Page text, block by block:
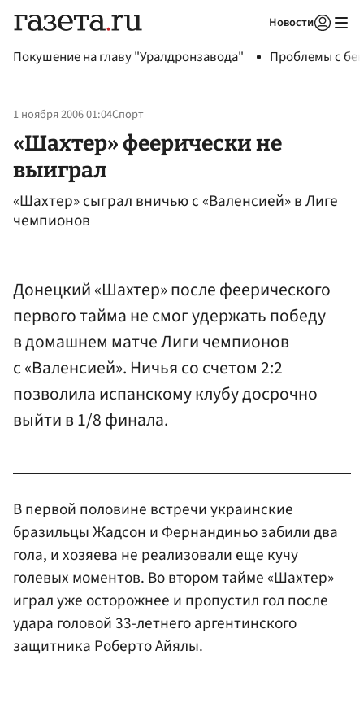
Новости
Покушение на главу "Уралдронзавода" Проблемы с
1 ноября 2006 01:04Спорт
«Шахтер» феерически не
выиграл
«Шахтер» сыграл вничью с «Валенсией» в Лиге
чемпионов
Донецкий «Шахтер» после феерического
первого тайма не смог удержать победу
в домашнем матче Лиги чемпионов
с «Валенсией». Ничья со счетом 2:2
позволила испанскому клубу досрочно
выйти в 1/8 финала.
В первой половине встречи украинские
бразильцы Жадсон и Фернандиньо забили два
гола, и хозяева не реализовали еще кучу
голевых моментов. Во втором тайме «Шахтер»
играл уже осторожнее и пропустил гол после
удара головой 33-летнего аргентинского
защитника Роберто Айялы.